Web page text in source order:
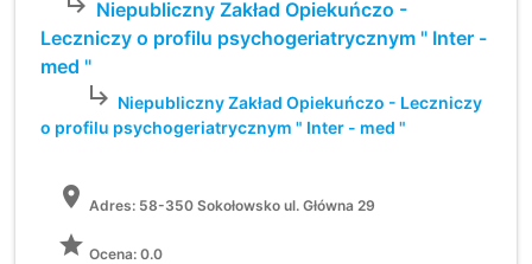
Niepubliczny Zakład Opiekuńczo -
Leczniczy o profilu psychogeriatrycznym " Inter -
med "
subdirectory_arrow_right Niepubliczny Zakład Opiekuńczo - Leczniczy
o profilu psychogeriatrycznym " Inter - med "
location_on Adres:58-350 Sokołowsko ul. Główna 29
grade Ocena: 0.0